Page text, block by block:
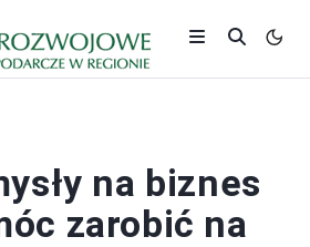
na biznes
zarobić na